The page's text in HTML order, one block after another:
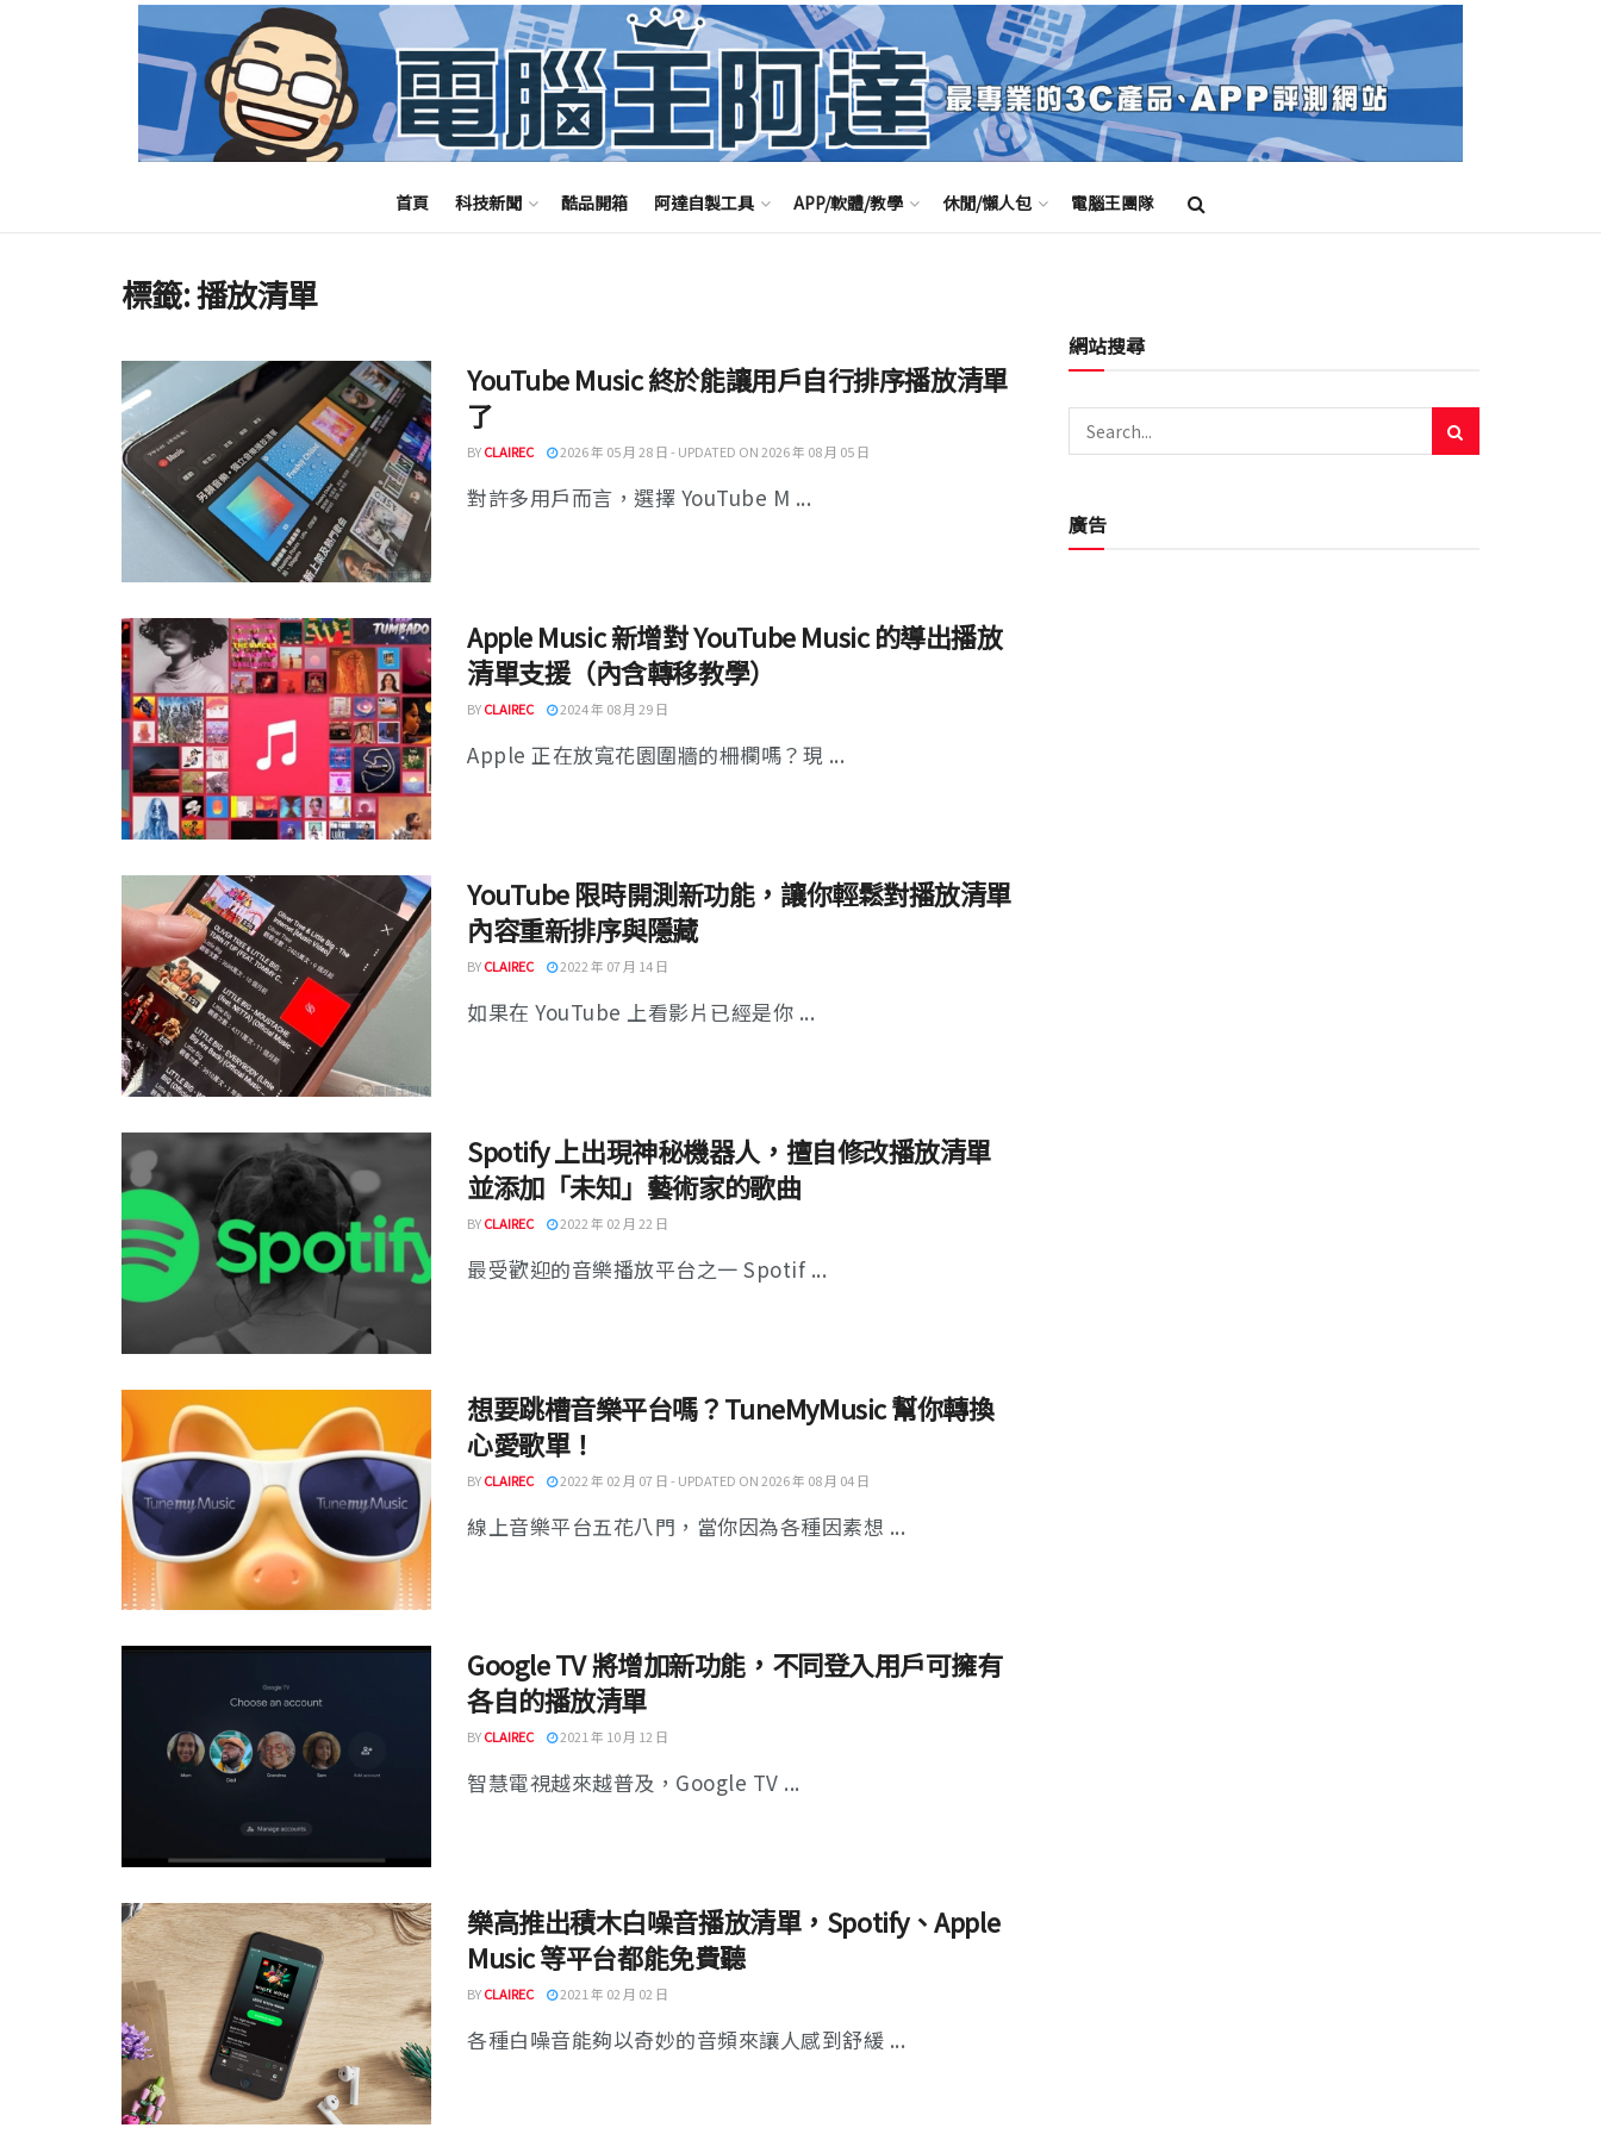
首頁 科技新聞 酷品開箱 阿達自製工具 APP/軟體/教學 休閒/懶人包 電腦王團隊
標籤:播放清單
YouTube Music 終於能讓用戶自行排序播放清單
了
BYCLAIREC 2026 年 05 月 28 日 - UPDATED ON 2026 年 08 月 05 日
對許多用戶而言，選擇 YouTube M ...
Apple Music 新增對 YouTube Music 的導出播放
清單支援（內含轉移教學）
BYCLAIREC 2024 年 08 月 29 日
Apple 正在放寬花園圍牆的柵欄嗎？現 ...
YouTube 限時開測新功能，讓你輕鬆對播放清單
內容重新排序與隱藏
BYCLAIREC 2022 年 07 月 14 日
如果在 YouTube 上看影片已經是你 ...
Spotify 上出現神秘機器人，擅自修改播放清單
並添加「未知」藝術家的歌曲
BYCLAIREC 2022 年 02 月 22 日
最受歡迎的音樂播放平台之一 Spotif ...
想要跳槽音樂平台嗎？TuneMyMusic 幫你轉換
心愛歌單！
BYCLAIREC 2022 年 02 月 07 日 - UPDATED ON 2026 年 08 月 04 日
線上音樂平台五花八門，當你因為各種因素想 ...
Google TV 將增加新功能，不同登入用戶可擁有
各自的播放清單
BYCLAIREC 2021 年 10 月 12 日
智慧電視越來越普及，Google TV ...
樂高推出積木白噪音播放清單，Spotify、Apple
Music 等平台都能免費聽
BYCLAIREC 2021 年 02 月 02 日
各種白噪音能夠以奇妙的音頻來讓人感到舒緩 ...
網站搜尋
廣告